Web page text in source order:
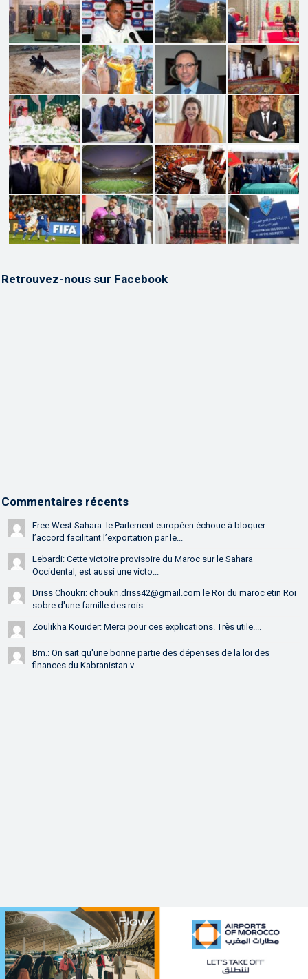
Retrouvez-nous sur Facebook
Commentaires récents
Free West Sahara: le Parlement européen échoue à bloquer
l’accord facilitant l’exportation par le...
Lebardi: Cette victoire provisoire du Maroc sur le Sahara
Occidental, est aussi une victo...
Driss Choukri: choukri.driss42@gmail.com le Roi du maroc etin Roi
sobre d'une famille des rois....
Zoulikha Kouider: Merci pour ces explications. Très utile....
Bm.: On sait qu'une bonne partie des dépenses de la loi des
finances du Kabranistan v...